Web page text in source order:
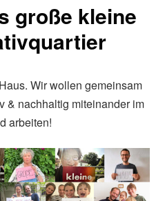
große kleine
Wir wollen gemeinsam
& nachhaltig miteinander im
arbeiten!